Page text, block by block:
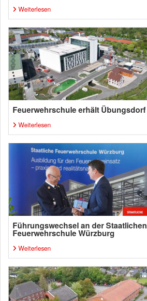
Weiterlesen
Feuerwehrschule erhält Übungsdorf
Weiterlesen
Führungswechsel an der Staatlichen
Feuerwehrschule Würzburg
Weiterlesen